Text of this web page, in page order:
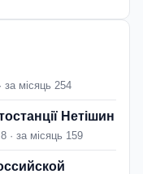
за місяць 254
Нетішин
· за місяць 159